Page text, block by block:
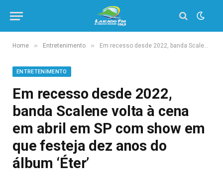
Home » Entretenimento » Em recesso desde 2022, banda Scalene volta à cena em abril em SP com show em que festeja dez anos do álbum ‘Éter’
ENTRETENIMENTO
Em recesso desde 2022,
banda Scalene volta à cena
em abril em SP com show em
que festeja dez anos do
álbum ‘Éter’